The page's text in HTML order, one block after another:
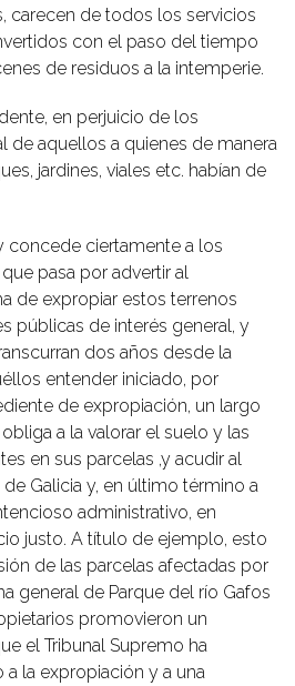
carecen de todos los servicios
con el paso del tiempo
de residuos a la intemperie.
en perjuicio de los
de aquellos a quienes de manera
jardines, viales etc. habían de
concede ciertamente a los
pasa por advertir al
de expropiar estos terrenos
públicas de interés general, y
dos años desde la
entender iniciado, por
de expropiación, un largo
a la valorar el suelo y las
en sus parcelas ,y acudir al
Galicia y, en último término a
administrativo, en
justo. A título de ejemplo, esto
de las parcelas afectadas por
general de Parque del río Gafos
promovieron un
el Tribunal Supremo ha
la expropiación y a una